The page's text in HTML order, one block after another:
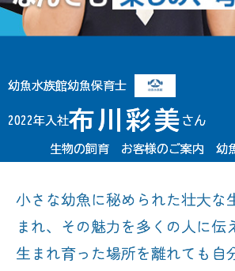
幼魚水族館幼魚保育士
2022年入社布川彩美 さん
生物の飼育 お客様のご案内 幼
小さな幼魚に秘められた壮大な
まれ、その魅力を多くの人に伝
生まれ育った場所を離れても自